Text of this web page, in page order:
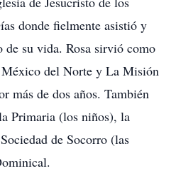
donde fielmente asistió y
su vida. Rosa sirvió como
del Norte y La Misión
más de dos años. También
Primaria (los niños), la
de Socorro (las